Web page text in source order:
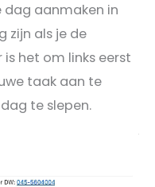
dag aanmaken in
zijn als je de
het om links eerst
taak aan te
te slepen.